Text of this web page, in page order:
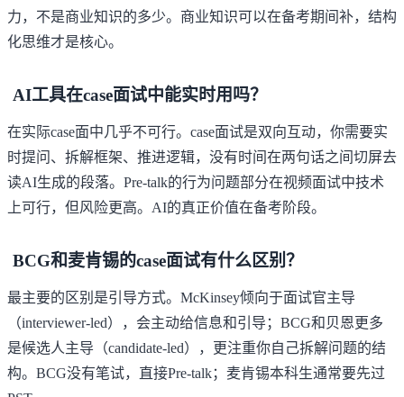
力，不是商业知识的多少。商业知识可以在备考期间补，结构
化思维才是核心。
AI工具在case面试中能实时用吗？
在实际case面中几乎不可行。case面试是双向互动，你需要实
时提问、拆解框架、推进逻辑，没有时间在两句话之间切屏去
读AI生成的段落。Pre-talk的行为问题部分在视频面试中技术
上可行，但风险更高。AI的真正价值在备考阶段。
BCG和麦肯锡的case面试有什么区别？
最主要的区别是引导方式。McKinsey倾向于面试官主导
（interviewer-led），会主动给信息和引导；BCG和贝恩更多
是候选人主导（candidate-led），更注重你自己拆解问题的结
构。BCG没有笔试，直接Pre-talk；麦肯锡本科生通常要先过